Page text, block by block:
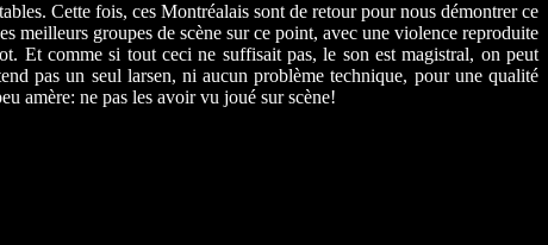
Cette fois, ces Montréalais sont de retour pour nous démontrer ce
meilleurs groupes de scène sur ce point, avec une violence reproduite
Et comme si tout ceci ne suffisait pas, le son est magistral, on peut
pas un seul larsen, ni aucun problème technique, pour une qualité
amère: ne pas les avoir vu joué sur scène!